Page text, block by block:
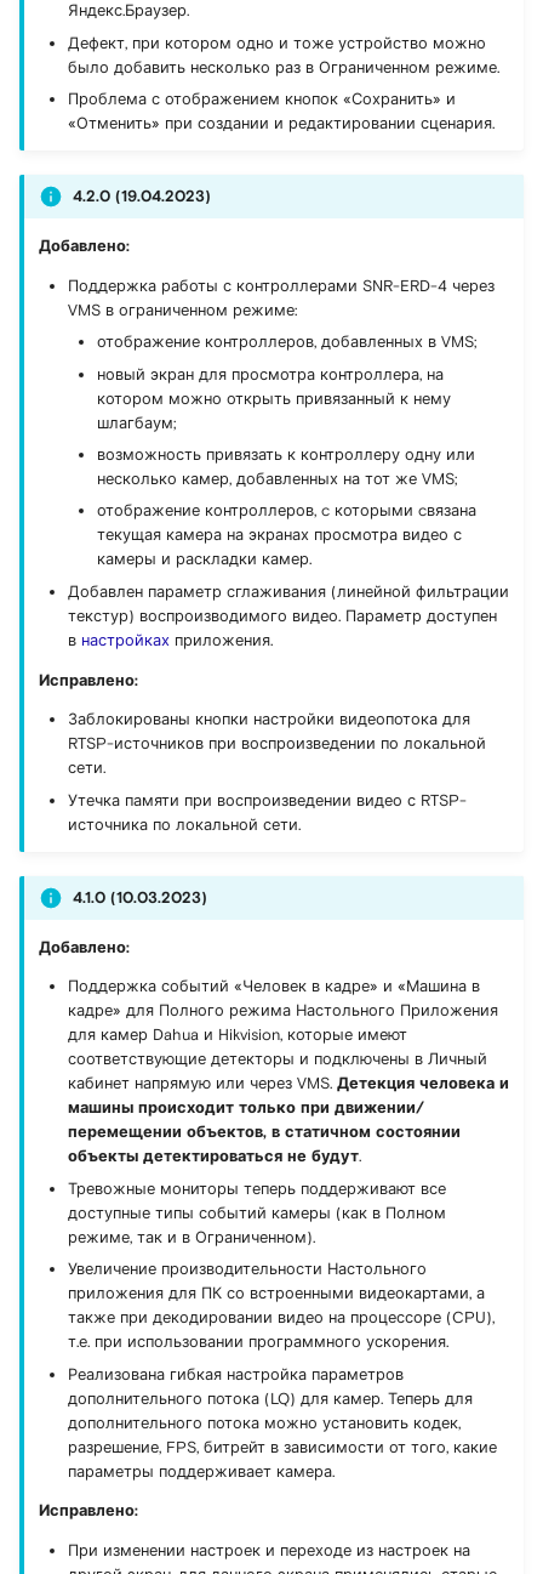
Яндекс.Браузер.
Дефект, при котором одно и тоже устройство можно
было добавить несколько раз в Ограниченном режиме.
Проблема с отображением кнопок «Сохранить» и
«Отменить» при создании и редактировании сценария.
4.2.0 (19.04.2023)
Добавлено:
Поддержка работы с контроллерами SNR-ERD-4 через
VMS в ограниченном режиме:
отображение контроллеров, добавленных в VMS;
новый экран для просмотра контроллера, на
котором можно открыть привязанный к нему
шлагбаум;
возможность привязать к контроллеру одну или
несколько камер, добавленных на тот же VMS;
отображение контроллеров, c которыми cвязана
текущая камера на экранах просмотра видео с
камеры и раскладки камер.
Добавлен параметр сглаживания (линейной фильтрации
текстур) воспроизводимого видео. Параметр доступен
в настройках приложения.
Исправлено:
Заблокированы кнопки настройки видеопотока для
RTSP-источников при воспроизведении по локальной
сети.
Утечка памяти при воспроизведении видео с RTSP-
источника по локальной сети.
4.1.0 (10.03.2023)
Добавлено:
Поддержка событий «Человек в кадре» и «Машина в
кадре» для Полного режима Настольного Приложения
для камер Dahua и Hikvision, которые имеют
соответствующие детекторы и подключены в Личный
кабинет напрямую или через VMS. Детекция человека и
машины происходит только при движении/
перемещении объектов, в статичном состоянии
объекты детектироваться не будут.
Тревожные мониторы теперь поддерживают все
доступные типы событий камеры (как в Полном
режиме, так и в Ограниченном).
Увеличение производительности Настольного
приложения для ПК со встроенными видеокартами, а
также при декодировании видео на процессоре (CPU),
т.е. при использовании программного ускорения.
Реализована гибкая настройка параметров
дополнительного потока (LQ) для камер. Теперь для
дополнительного потока можно установить кодек,
разрешение, FPS, битрейт в зависимости от того, какие
параметры поддерживает камера.
Исправлено:
При изменении настроек и переходе из настроек на